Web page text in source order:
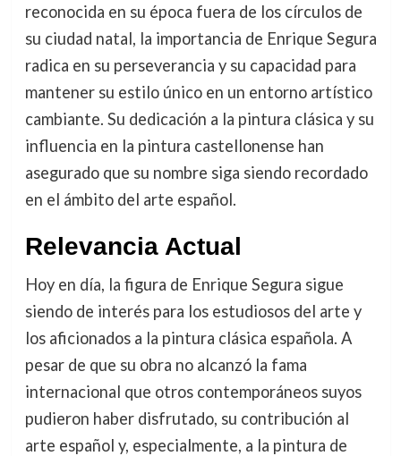
reconocida en su época fuera de los círculos de
su ciudad natal, la importancia de Enrique Segura
radica en su perseverancia y su capacidad para
mantener su estilo único en un entorno artístico
cambiante. Su dedicación a la pintura clásica y su
influencia en la pintura castellonense han
asegurado que su nombre siga siendo recordado
en el ámbito del arte español.
Relevancia Actual
Hoy en día, la figura de Enrique Segura sigue
siendo de interés para los estudiosos del arte y
los aficionados a la pintura clásica española. A
pesar de que su obra no alcanzó la fama
internacional que otros contemporáneos suyos
pudieron haber disfrutado, su contribución al
arte español y, especialmente, a la pintura de